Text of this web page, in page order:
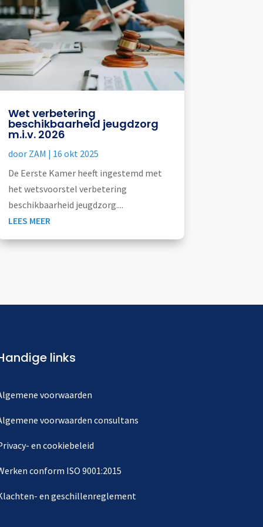
Wet verbetering
beschikbaarheid jeugdzorg
m.i.v. 2026
door ZAM | 16 okt 2025
De Eerste Kamer heeft ingestemd met
het wetsvoorstel verbetering
beschikbaarheid jeugdzorg....
LEES MEER
links
voorwaarden
voorwaarden consultans
en cookiebeleid
conform ISO 9001:2015
en geschillenreglement